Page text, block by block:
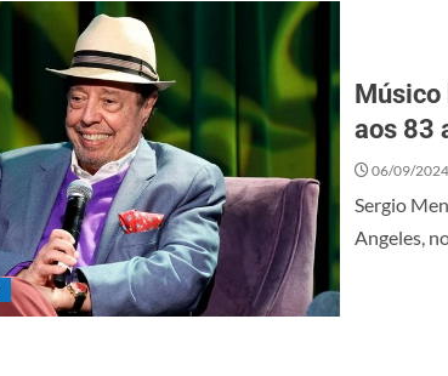
Músico
aos 83
06/09/2024
Sergio
Angeles,